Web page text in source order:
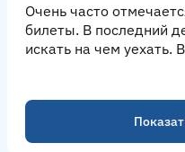
Очень часто
билеты. В последний
искать на чем уехать.